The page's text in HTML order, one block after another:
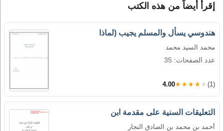
إقرأ أيضاً من هذه الكتب
هندوسي يسأل والمسلم يجيب (لماذا
محمد السيد محمد
عدد الصفحات: 35
4.00★★★★★ (1)
التعليقات السنية على مقدمة ابن
أحمد بن محمد بن الصادق النجار